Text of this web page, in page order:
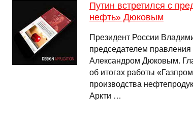
Путин встретился с
нефть» Дюковым
Президент России
председателем
Александром Дюковым.
об итогах работы
производства
Аркти …